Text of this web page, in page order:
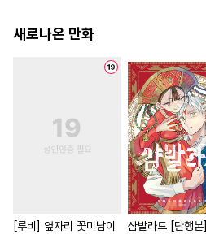
#힐링물 #순진수
계략수 #동거
역사/시대물
헌신공 #유혹수
#연하수
츤데레수
#혐관
# 트라우마 # 오해/착각
새로나온 만화
[루비] 옆자리 꽃미남이
샴발라드 [단행본]